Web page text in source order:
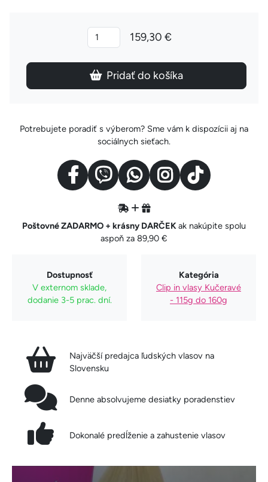
159,30 €
Pridať do košíka
Potrebujete poradiť s výberom? Sme vám k dispozícii aj na
sociálnych sieťach.
Poštovné ZADARMO + krásny DARČEKak nakúpite spolu
aspoň za 89,90 €
Dostupnosť
V externom sklade,
dodanie 3-5 prac. dní.
Kategória
Clip in vlasy Kučeravé
- 115g do 160g
Najväčší predajca ľudských vlasov na
Slovensku
Denne absolvujeme desiatky poradenstiev
Dokonalé predĺženie a zahustenie vlasov